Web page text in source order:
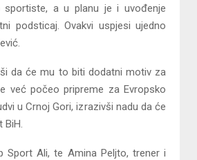
sportiste, a u planu je i uvođenje
podsticaj. Ovakvi uspjesi ujedno
da će mu to biti dodatni motiv za
već počeo pripreme za Evropsko
u Crnoj Gori, izrazivši nadu da će
BiH.
Sport Ali, te Amina Peljto, trener i